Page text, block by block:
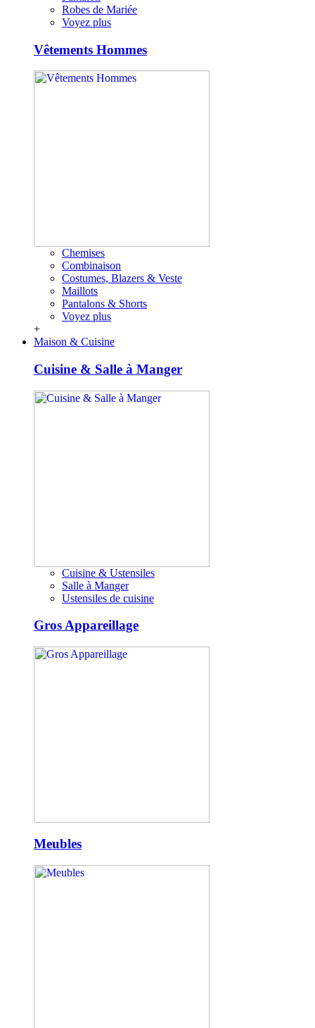
Robes de Mariée
Voyez plus
Vêtements Hommes
Chemises
Combinaison
Costumes, Blazers & Veste
Maillots
Pantalons & Shorts
Voyez plus
+
Maison & Cuisine
Cuisine & Salle à Manger
Cuisine & Ustensiles
Salle à Manger
Ustensiles de cuisine
Gros Appareillage
Meubles